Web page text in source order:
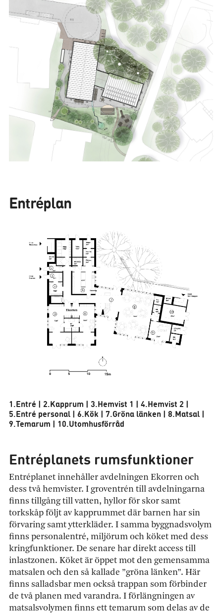
Entréplan
1.Entré | 2.Kapprum | 3.Hemvist 1 | 4.Hemvist 2 |
5.Entré personal | 6.Kök | 7.Gröna länken | 8.Matsal |
9.Temarum | 10.Utomhusförråd
Entréplanets rumsfunktioner
Entréplanet innehåller avdelningen Ekorren och
dess två hemvister. I groventrén till avdelningarna
finns tillgång till vatten, hyllor för skor samt
torkskåp följt av kapprummet där barnen har sin
förvaring samt ytterkläder. I samma byggnadsvolym
finns personalentré, miljörum och köket med dess
kringfunktioner. De senare har direkt access till
inlastzonen. Köket är öppet mot den gemensamma
matsalen och den så kallade ”gröna länken”. Här
finns salladsbar men också trappan som förbinder
de två planen med varandra. I förlängningen av
matsalsvolymen finns ett temarum som delas av de